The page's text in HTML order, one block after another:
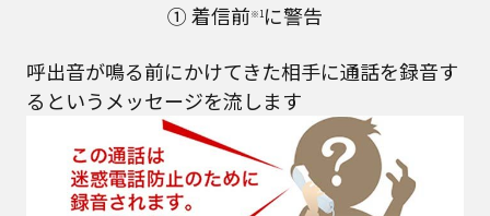
① 着信前※1 に警告
呼出音が鳴る前にかけてきた相手に通話を録音す
るというメッセージを流します